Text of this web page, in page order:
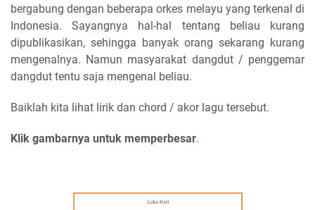
bergabung dengan beberapa orkes melayu yang terkenal di
Indonesia. Sayangnya hal-hal tentang beliau kurang
dipublikasikan, sehingga banyak orang sekarang kurang
mengenalnya. Namun masyarakat dangdut / penggemar
dangdut tentu saja mengenal beliau.
Baiklah kita lihat lirik dan chord / akor lagu tersebut.
Klik gambarnya untuk memperbesar.